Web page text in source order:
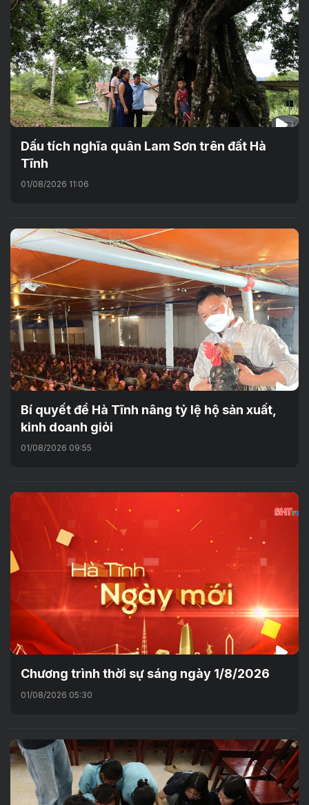
Dấu tích nghĩa quân Lam Sơn trên đất Hà
Tĩnh
01/08/2026 11:06
Bí quyết để Hà Tĩnh nâng tỷ lệ hộ sản xuất,
kinh doanh giỏi
01/08/2026 09:55
Chương trình thời sự sáng ngày 1/8/2026
01/08/2026 05:30